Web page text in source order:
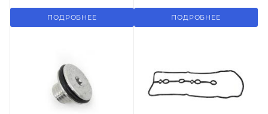
ПОДРОБНЕЕ ПОДРОБНЕЕ